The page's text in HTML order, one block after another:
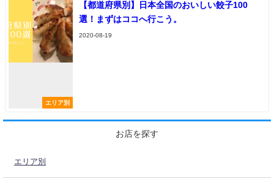
エリア別
【都道府県別】日本全国のおいしい餃子100
選！まずはココへ行こう。
2020-08-19
お店を探す
エリア別